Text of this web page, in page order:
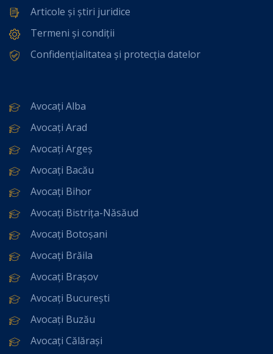
Articole și știri juridice
Termeni și condiții
Confidențialitatea și protecția datelor
Avocați Alba
Avocați Arad
Avocați Argeș
Avocați Bacău
Avocați Bihor
Avocați Bistrița-Năsăud
Avocați Botoșani
Avocați Brăila
Avocați Brașov
Avocați București
Avocați Buzău
Avocați Călărași